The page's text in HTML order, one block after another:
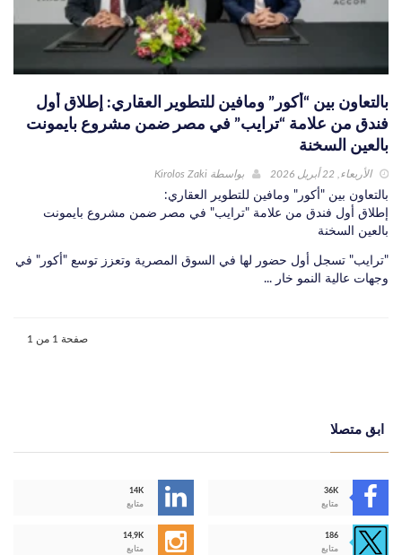
بالتعاون بين “أكور” ومافين للتطوير العقاري: إطلاق أول
فندق من علامة “ترايب” في مصر ضمن مشروع بايمونت
بالعين السخنة
الأربعاء, 22 أبريل 2026 بواسطة Kirolos Zaki
بالتعاون بين "أكور" ومافين للتطوير العقاري:
إطلاق أول فندق من علامة "ترايب" في مصر ضمن مشروع بايمونت
بالعين السخنة
"ترايب" تسجل أول حضور لها في السوق المصرية وتعزز توسع "أكور" في
وجهات عالية النمو خار ...
صفحة 1 من 1
ابق متصلا
14K
متابع
36K
متابع
14,9K
متابع
186
متابع